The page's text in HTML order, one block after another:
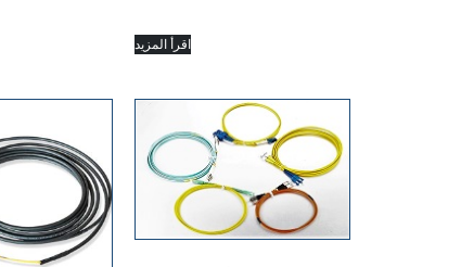
اقرأ المزيد